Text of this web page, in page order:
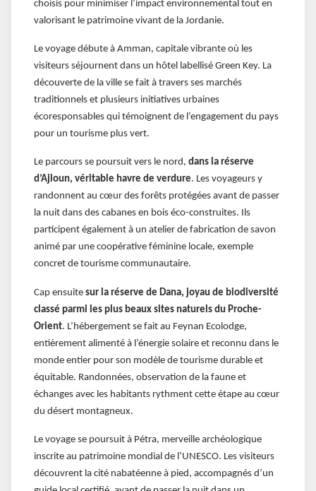
choisis pour minimiser l’impact environnemental tout en
valorisant le patrimoine vivant de la Jordanie.
Le voyage débute à Amman, capitale vibrante où les
visiteurs séjournent dans un hôtel labellisé Green Key. La
découverte de la ville se fait à travers ses marchés
traditionnels et plusieurs initiatives urbaines
écoresponsables qui témoignent de l’engagement du pays
pour un tourisme plus vert.
Le parcours se poursuit vers le nord, dans la réserve
d’Ajloun, véritable havre de verdure. Les voyageurs y
randonnent au cœur des forêts protégées avant de passer
la nuit dans des cabanes en bois éco-construites. Ils
participent également à un atelier de fabrication de savon
animé par une coopérative féminine locale, exemple
concret de tourisme communautaire.
Cap ensuite sur la réserve de Dana, joyau de biodiversité
classé parmi les plus beaux sites naturels du Proche-
Orient. L’hébergement se fait au Feynan Ecolodge,
entièrement alimenté à l’énergie solaire et reconnu dans le
monde entier pour son modèle de tourisme durable et
équitable. Randonnées, observation de la faune et
échanges avec les habitants rythment cette étape au cœur
du désert montagneux.
Le voyage se poursuit à Pétra, merveille archéologique
inscrite au patrimoine mondial de l’UNESCO. Les visiteurs
découvrent la cité nabatéenne à pied, accompagnés d’un